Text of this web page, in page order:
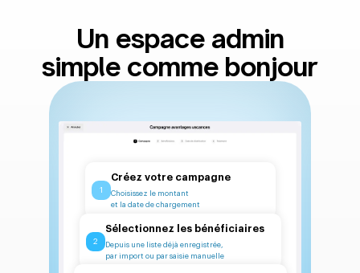
Un espace admin
simple comme bonjour
1
Créez votre campagne
Choisissez le montant
et la date de chargement
2
Sélectionnez les bénéficiaires
Depuis une liste déjà enregistrée,
par import ou par saisie manuelle